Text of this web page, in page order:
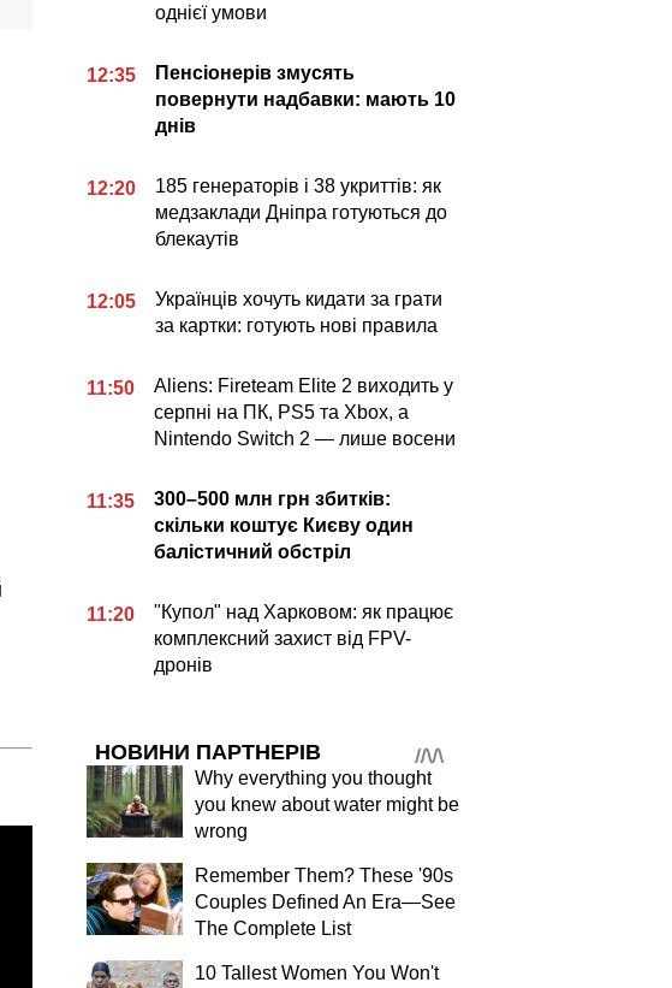
однієї умови
12:35
Пенсіонерів змусять
повернути надбавки: мають 10
днів
12:20
185 генераторів і 38 укриттів: як
медзаклади Дніпра готуються до
блекаутів
12:05
Українців хочуть кидати за грати
за картки: готують нові правила
11:50
Aliens: Fireteam Elite 2 виходить у
серпні на ПК, PS5 та Xbox, а
Nintendo Switch 2 — лише восени
11:35
300–500 млн грн збитків:
скільки коштує Києву один
балістичний обстріл
11:20
"Купол" над Харковом: як працює
комплексний захист від FPV-
дронів
НОВИНИ ПАРТНЕРІВ
Why everything you thought
you knew about water might be
wrong
Remember Them? These '90s
Couples Defined An Era—See
The Complete List
10 Tallest Women You Won't